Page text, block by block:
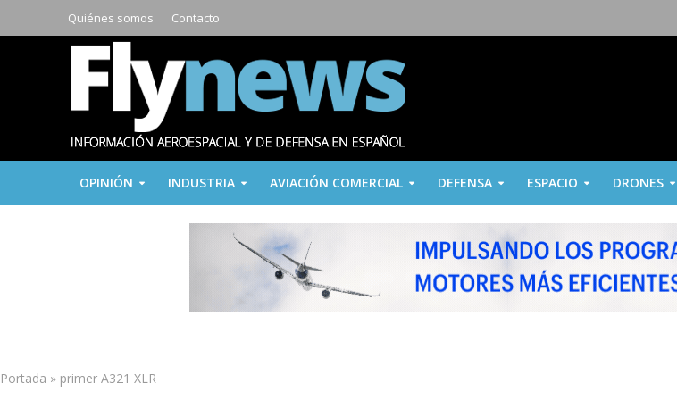
Quiénes somos Contacto
OPINIÓN INDUSTRIA AVIACIÓN COMERCIAL DEFENSA ESPACIO DRONES
Portada » primer A321 XLR